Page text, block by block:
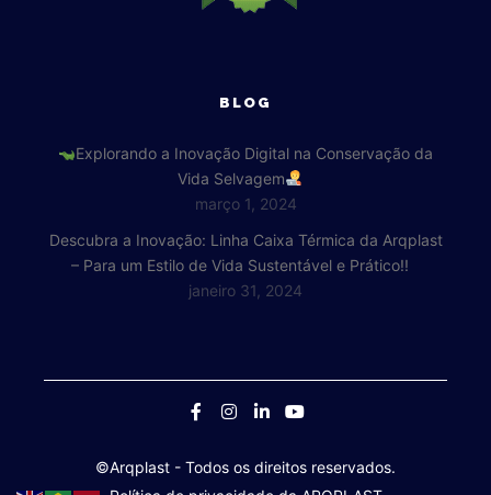
BLOG
Explorando a Inovação Digital na Conservação da
Vida Selvagem
março 1, 2024
Descubra a Inovação: Linha Caixa Térmica da Arqplast
– Para um Estilo de Vida Sustentável e Prático!!
janeiro 31, 2024
©Arqplast - Todos os direitos reservados.